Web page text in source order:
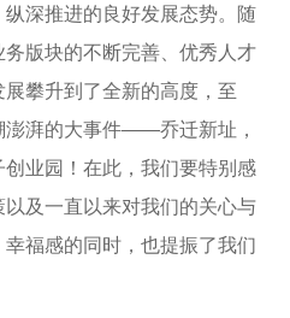
深推进的良好发展态势。
随
版块的不断完善、优秀人才
攀升到了全新的高度，至
澎湃的大事件——乔迁新址，
业园！ 在此，我们要特别感
及一直以来对我们的关心与
福感的同时，也提振了我们